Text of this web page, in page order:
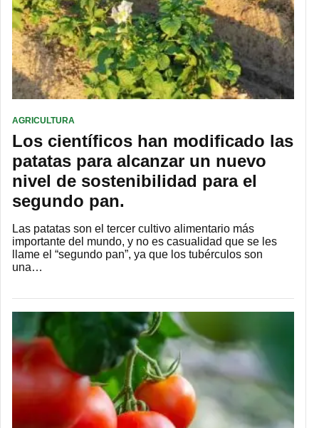
AGRICULTURA
Los científicos han modificado las
patatas para alcanzar un nuevo
nivel de sostenibilidad para el
segundo pan.
Las patatas son el tercer cultivo alimentario más
importante del mundo, y no es casualidad que se les
llame el “segundo pan”, ya que los tubérculos son
una…